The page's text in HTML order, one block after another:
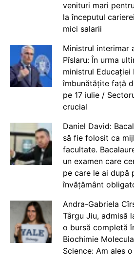
venituri mari
la începutul
mici salarii
Ministrul interimar
Pîslaru: În urma
ministrul Educației
îmbunătățite față
pe 17 iulie /
crucial
Daniel David:
să fie folosit ca
facultate.
un examen care
pe care le ai după
învățământ
Andra-Gabriela
Târgu Jiu, admisă
o bursă completă
Biochimie
Science: Am ales